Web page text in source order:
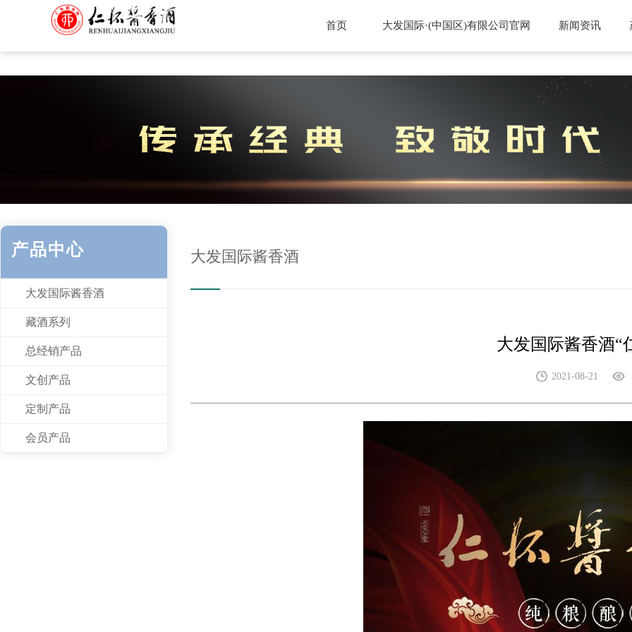
大发国际·(中国区)有限公司官网
首页 大发国际·(中国区)有限公司官网 新闻资讯
产品中心
大发国际酱香酒
藏酒系列
总经销产品
文创产品
定制产品
会员产品
大发国际酱香酒
大发国际酱香酒“
2021-08-21